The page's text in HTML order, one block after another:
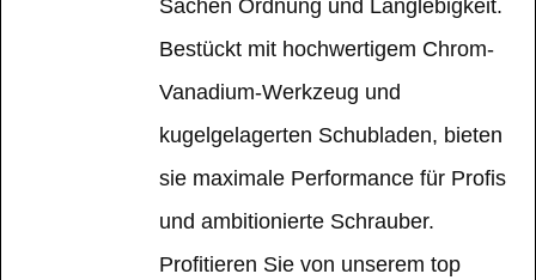
Sachen Ordnung und Langlebigkeit.
Bestückt mit hochwertigem Chrom-
Vanadium-Werkzeug und
kugelgelagerten Schubladen, bieten
sie maximale Performance für Profis
und ambitionierte Schrauber.
Profitieren Sie von unserem top